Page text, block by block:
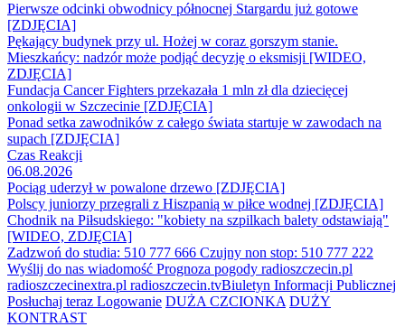
Pierwsze odcinki obwodnicy północnej Stargardu już gotowe
[ZDJĘCIA]
Pękający budynek przy ul. Hożej w coraz gorszym stanie.
Mieszkańcy: nadzór może podjąć decyzję o eksmisji [WIDEO,
ZDJĘCIA]
Fundacja Cancer Fighters przekazała 1 mln zł dla dziecięcej
onkologii w Szczecinie [ZDJĘCIA]
Ponad setka zawodników z całego świata startuje w zawodach na
supach [ZDJĘCIA]
Czas Reakcji
06.08.2026
Pociąg uderzył w powalone drzewo [ZDJĘCIA]
Polscy juniorzy przegrali z Hiszpanią w piłce wodnej [ZDJĘCIA]
Chodnik na Piłsudskiego: "kobiety na szpilkach balety odstawiają"
[WIDEO, ZDJĘCIA]
Zadzwoń do studia: 510 777 666 Czujny non stop: 510 777 222
Wyślij do nas wiadomość Prognoza pogody radioszczecin.pl
radioszczecinextra.pl radioszczecin.tvBiuletyn Informacji Publicznej
Posłuchaj teraz Logowanie DUŻA CZCIONKA DUŻY
KONTRAST